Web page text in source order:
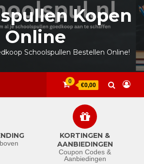
Kopen
Online
Schoolspullen Bestellen Online!
0
€0,00
KORTINGEN &
AANBIEDINGEN
Coupon Codes &
Aanbiedingen